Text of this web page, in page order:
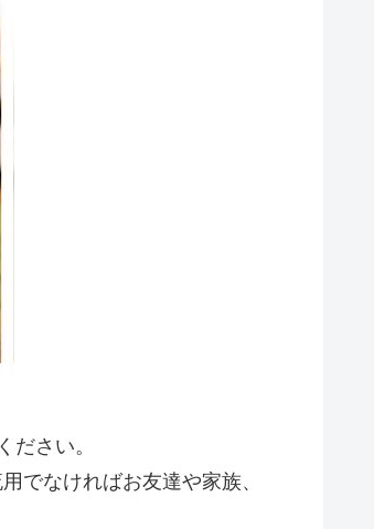
ださい。
でなければお友達や家族、